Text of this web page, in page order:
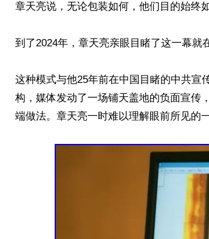
章天亮说，无论包装如何，他们目的始终
到了2024年，章天亮亲眼目睹了这一幕
这种模式与他25年前在中国目睹的中共宣
构，媒体发动了一场铺天盖地的负面宣传
端做法。章天亮一时难以理解眼前所见的一